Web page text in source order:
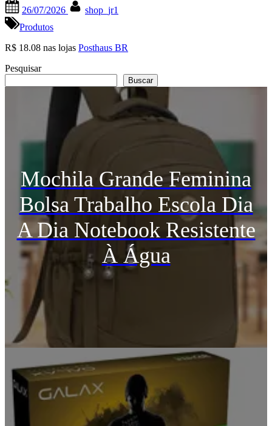
on
26/07/2026
shop_jr1
Produtos
R$ 18.08 nas lojas Posthaus BR
Pesquisar
Buscar
Mochila Grande Feminina
Bolsa Trabalho Escola Dia
A Dia Notebook Resistente
À Água